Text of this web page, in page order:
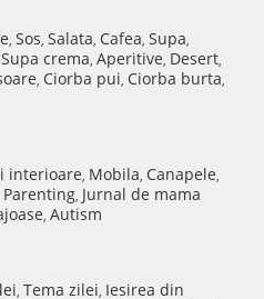
, Sos, Salata, Cafea, Supa,
Supa crema, Aperitive, Desert,
, Ciorba pui, Ciorba burta,
interioare, Mobila, Canapele,
Parenting, Jurnal de mama
, Autism
, Tema zilei, Iesirea din